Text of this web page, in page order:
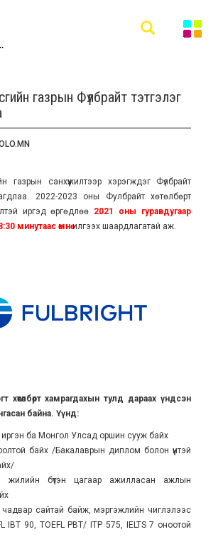
газрын Фүлбрайт тэтгэлэг
газрын санхүүжилтээр хэрэгждэг Фүлбрайт
2022-2023 оны Фулбрайт хөтөлбөрт
иргэд өргөдлөө 2021 оны гуравдугаар
минутаас өмнөилгээх шаардлагатай аж.
хөтөлбөрт хамрагдахын тулд дараах үндсэн
байна. Үүнд:
ба Монгол Улсад оршин сууж байх
байх /Бакалаврын диплом болон үүнтэй
бүтэн цагаар ажилласан ажлын
сайтай байж, мэргэжлийн чиглэлээс
IBT 90, TOEFL PBT/ ITP 575, IELTS 7 оноотой